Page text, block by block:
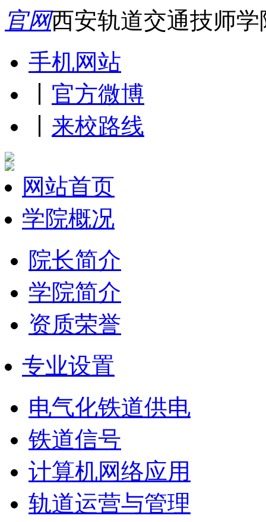
官网西安轨道交通技师
手机网站
官方微博
来校路线
网站首页
学院概况
院长简介
学院简介
资质荣誉
专业设置
电气化铁道供电
铁道信号
计算机网络应用
轨道运营与管理